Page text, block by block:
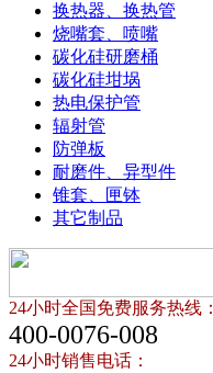
换热器、换热管
烧嘴套、喷嘴
碳化硅研磨桶
碳化硅坩埚
热电保护管
辐射管
防弹板
耐磨件、异型件
锥套、匣钵
其它制品
24小时全国免费服务热线：
400-0076-008
24小时销售电话：